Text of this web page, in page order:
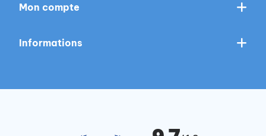
Mon compte
Informations